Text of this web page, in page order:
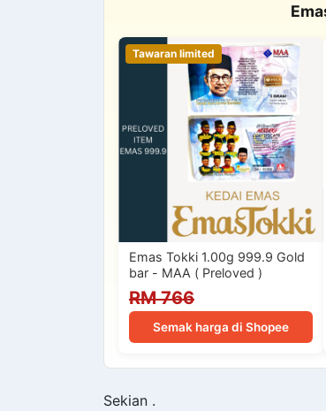
Tawaran limited
Emas Tokki 1.00g 999.9 Gold
bar - MAA ( Preloved )
RM 766
Semak harga di Shopee
Sekian .